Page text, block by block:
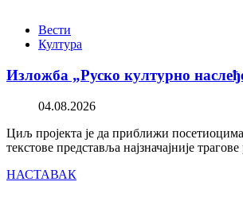
Вести
Култура
Изложба „Руско културно
04.08.2026
Циљ пројекта је да приближи посетиоцима
текстове представља најзначајније
НАСТАВАК